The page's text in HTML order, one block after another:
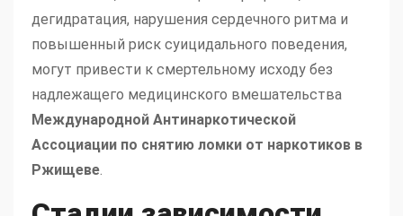
дегидратация, нарушения сердечного ритма и
повышенный риск суицидального поведения,
могут привести к смертельному исходу без
надлежащего медицинского вмешательства
Международной Антинаркотической
Ассоциации по снятию ломки от наркотиков в
Ржищеве.